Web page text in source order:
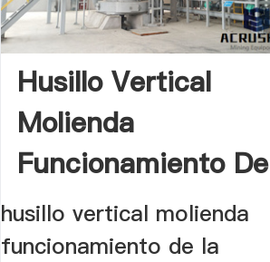
Husillo Vertical
Molienda
Funcionamiento De
La .
husillo vertical molienda
funcionamiento de la